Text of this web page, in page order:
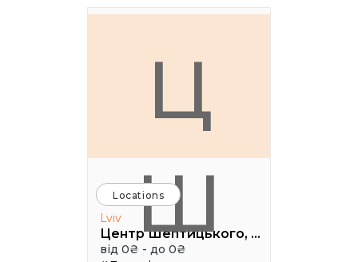
Ц
Ш
Locations
Lviv
Центр Шептицького, 1 поверх, паркова аудиторія
від 0₴ - до 0₴